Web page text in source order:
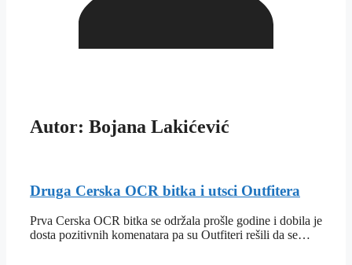
Autor: Bojana Lakićević
Druga Cerska OCR bitka i utsci Outfitera
Prva Cerska OCR bitka se održala prošle godine i dobila je
dosta pozitivnih komenatara pa su Outfiteri rešili da se…